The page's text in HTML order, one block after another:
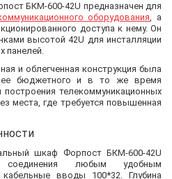
БКМ-600-42U предназначен для
оборудования, а
доступа к нему. Он
высотой 42U для инсталляции
панелей.
и облегченная конструкция была
бюджетного и в то же время
телекоммуникационных
места, где требуется повышенная
шкаф Форпост БКМ-600-42U
соединения любым удобным
вводы 100*32. Глубина